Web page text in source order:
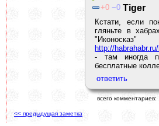
0 0 Tiger
Кстати, если
гляньте в
"Иконосказ"
http://
- там иногда
бесплатные
всего комментариев:
<< предыдущая заметка